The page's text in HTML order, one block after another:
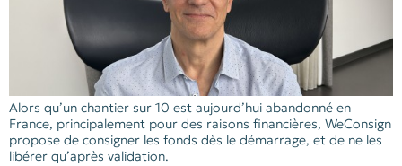
Alors qu’un chantier sur 10 est aujourd’hui abandonné en
France, principalement pour des raisons financières, WeConsign
propose de consigner les fonds dès le démarrage, et de ne les
libérer qu’après validation.